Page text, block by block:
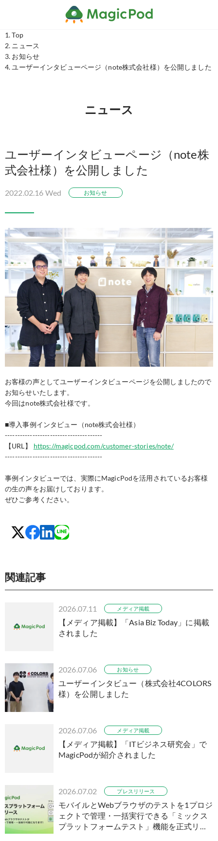
Top
ニュース
お知らせ
ユーザーインタビューページ（note株式会社様）を公開しました
ニュース
ユーザーインタビューページ（note株
式会社様）を公開しました
2022.02.16 Wed お知らせ
お客様の声としてユーザーインタビューページを公開しましたので
お知らせいたします。
今回はnote株式会社様です。
■導入事例インタビュー（note株式会社様）
---------------------------------------
【URL】
https://magicpod.com/customer-stories/note/
---------------------------------------
事例インタビューでは、実際にMagicPodを活用されているお客様
の生の声をお届けしております。
ぜひご参考ください。
関連記事
2026.07.11 メディア掲載
【メディア掲載】「Asia Biz Today」に掲載
されました
2026.07.06 お知らせ
ユーザーインタビュー（株式会社4COLORS
様）を公開しました
2026.07.06 メディア掲載
【メディア掲載】「ITビジネス研究会」で
MagicPodが紹介されました
2026.07.02 プレスリリース
モバイルとWebブラウザのテストを1プロジ
ェクトで管理・一括実行できる「ミックス
プラットフォームテスト」機能を正式リリ